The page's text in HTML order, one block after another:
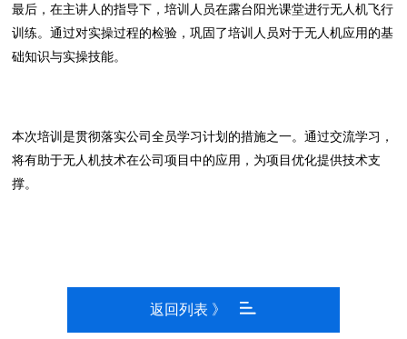
最后，在主讲人的指导下，培训人员在露台阳光课堂进行无人机飞行
训练。通过对实操过程的检验，巩固了培训人员对于无人机应用的基
础知识与实操技能。
本次培训是贯彻落实公司全员学习计划的措施之一。通过交流学习，
将有助于无人机技术在公司项目中的应用，为项目优化提供技术支
撑。
返回列表 》